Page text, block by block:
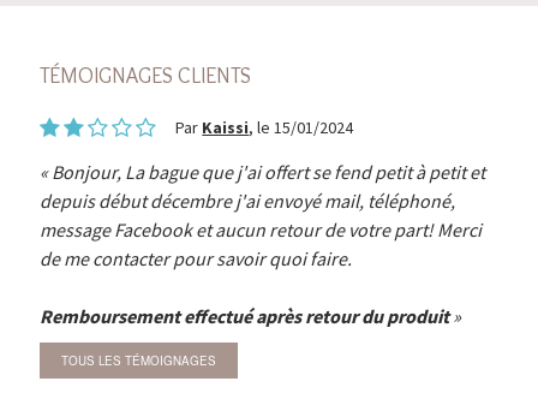
TÉMOIGNAGES CLIENTS
Par Kaissi, le 15/01/2024
Bonjour, La bague que j'ai offert se fend petit à petit et
depuis début décembre j'ai envoyé mail, téléphoné,
message Facebook et aucun retour de votre part! Merci
de me contacter pour savoir quoi faire.
Remboursement effectué après retour du produit
TOUS LES TÉMOIGNAGES